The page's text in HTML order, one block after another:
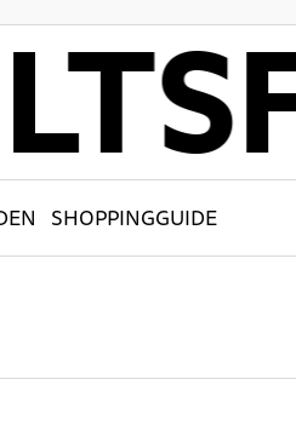
SHOPPINGGUIDE